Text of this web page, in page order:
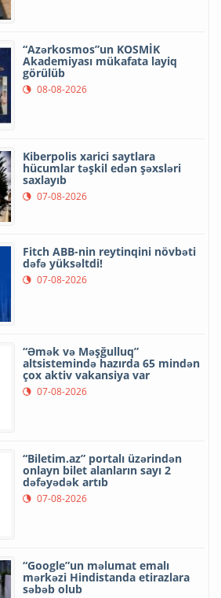
“Azərkosmos”un KOSMİK
Akademiyası mükafata layiq
görülüb
08-08-2026
Kiberpolis xarici saytlara
hücumlar təşkil edən şəxsləri
saxlayıb
07-08-2026
Fitch ABB-nin reytinqini növbəti
dəfə yüksəltdi!
07-08-2026
“Əmək və Məşğulluq”
altsistemində hazırda 65 mindən
çox aktiv vakansiya var
07-08-2026
“Biletim.az” portalı üzərindən
onlayn bilet alanların sayı 2
dəfəyədək artıb
07-08-2026
“Google”un məlumat emalı
mərkəzi Hindistanda etirazlara
səbəb olub